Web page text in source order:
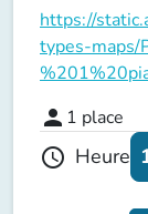
https://
types-maps/
person 1 place
schedule Heure